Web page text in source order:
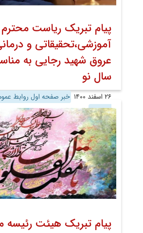
پیام تبریک ریاست محترم
آموزشی،تحقیقاتی و
عروق شهید رجایی به
سال نو
۲۶ اسفند ۱۴۰۰ خبر صفحه اول روابط
تصویری
پیام تبریک هیئت رئیسه